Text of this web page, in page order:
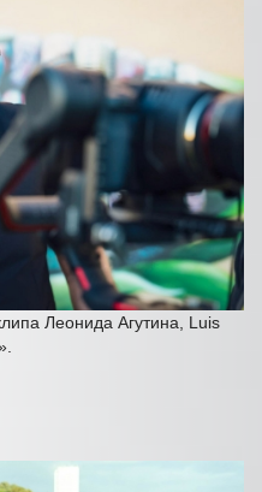
Леонида Агутина, Luis